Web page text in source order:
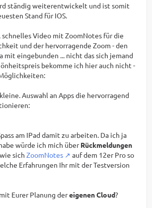
ständig weiterentwickelt und ist somit
Stand für IOS.
schnelles Video mit ZoomNotes für die
und der hervorragende Zoom - den
mit eingebunden ... nicht das sich jemand
bekomme ich hier auch nicht -
Auswahl an Apps die hervorragend
am IPad damit zu arbeiten. Da ich ja
würde ich mich überRückmeldungen
sich ZoomNotes
auf dem 12er Pro so
Erfahrungen Ihr mit der Testversion
Eurer Planung dereigenen Cloud?